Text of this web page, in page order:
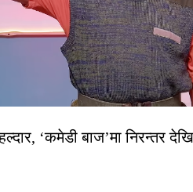
‘कमेडी बाज’मा निरन्तर